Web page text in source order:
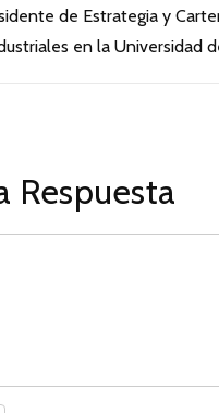
de Estrategia y
en la Universidad
Respuesta